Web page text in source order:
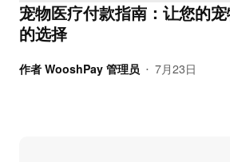
宠物医疗付款指南：让您的
的选择
作者 WooshPay 管理员 • 7月23日